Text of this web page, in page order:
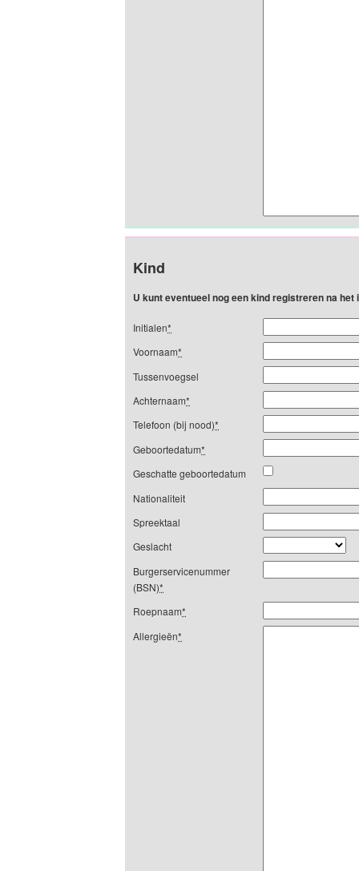
Kind
U kunt eventueel nog een kind registreren na
Initialen*
Voornaam*
Tussenvoegsel
Achternaam*
Telefoon (bij nood)*
Geboortedatum*
Geschatte geboortedatum
Nationaliteit
Spreektaal
Geslacht
Burgerservicenummer
(BSN)*
Roepnaam*
Allergieën*